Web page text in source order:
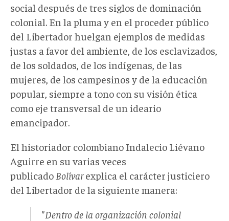
social después de tres siglos de dominación
colonial. En la pluma y en el proceder público
del Libertador huelgan ejemplos de medidas
justas a favor del ambiente, de los esclavizados,
de los soldados, de los indígenas, de las
mujeres, de los campesinos y de la educación
popular, siempre a tono con su visión ética
como eje transversal de un ideario
emancipador.
El historiador colombiano Indalecio Liévano
Aguirre en su varias veces
publicado Bolívarexplica el carácter justiciero
del Libertador de la siguiente manera:
"Dentro de la organización colonial